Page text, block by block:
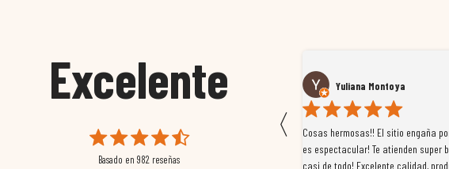
Excelente
Basado en 982 reseñas
〈
Susana García Luis
Magnífica atención al cliente. Tuvimos un pequeño
retraso en el pedido y desde el minuto uno se
preocuparon por ayudarnos en todo. Gracias a Sergio,
Yuliana Montoya
Cosas hermosas!! El sitio engaña
es espectacular! Te atienden super
casi de todo! Excelente calidad,